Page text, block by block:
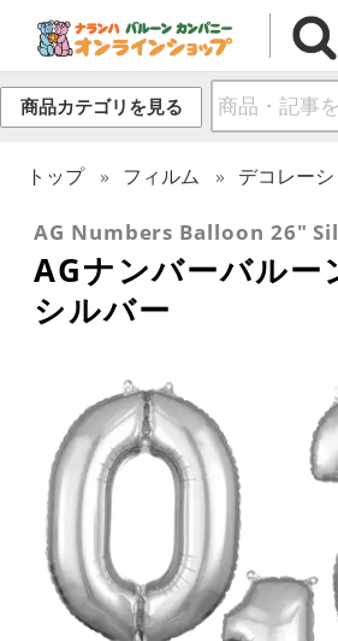
商品カテゴリを見る
トップ フィルム デコレー
AG Numbers Balloon 26"
AGナンバーバルー
シルバー